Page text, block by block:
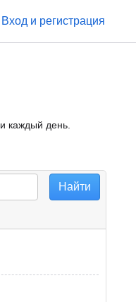
Вход и регистрация
каждый день.